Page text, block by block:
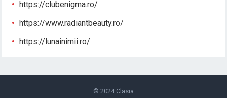
https://clubenigma.ro/
https://www.radiantbeauty.ro/
https://lunainimii.ro/
© 2024 Clasia